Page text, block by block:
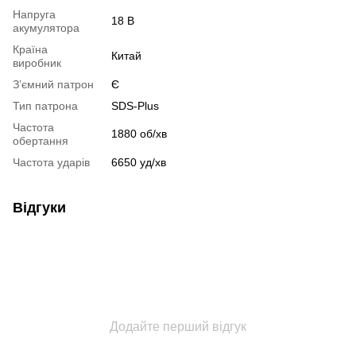
Напруга
акумулятора
18 В
Країна
виробник
Китай
З’ємний патрон
Є
Тип патрона
SDS-Plus
Частота
обертання
1880 об/хв
Частота ударів 6650 уд/хв
Відгуки
Додайте перший відгук